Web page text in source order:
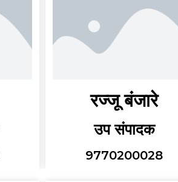
रज्जू बंजारे
उप संपादक
9770200028